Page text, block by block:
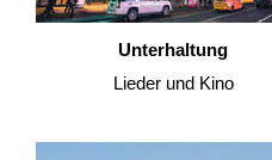
Unterhaltung
Lieder und Kino